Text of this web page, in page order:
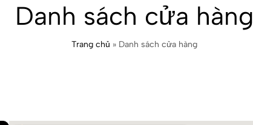
next
easily
Danh sách cửa hàng
Trang chủ » Danh sách cửa hàng